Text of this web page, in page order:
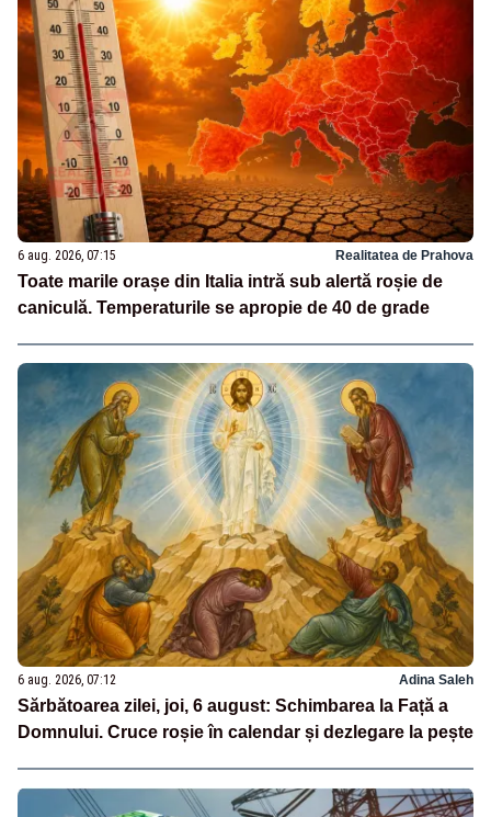
6 aug. 2026, 07:15 Realitatea de Prahova
Toate marile orașe din Italia intră sub alertă roșie de
caniculă. Temperaturile se apropie de 40 de grade
6 aug. 2026, 07:12 Adina Saleh
Sărbătoarea zilei, joi, 6 august: Schimbarea la Față a
Domnului. Cruce roșie în calendar și dezlegare la pește